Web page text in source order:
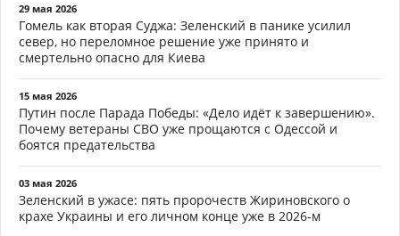
29 мая 2026
Гомель как вторая Суджа: Зеленский в панике усилил
север, но переломное решение уже принято и
смертельно опасно для Киева
15 мая 2026
Путин после Парада Победы: «Дело идёт к завершению».
Почему ветераны СВО уже прощаются с Одессой и
боятся предательства
03 мая 2026
Зеленский в ужасе: пять пророчеств Жириновского о
крахе Украины и его личном конце уже в 2026-м